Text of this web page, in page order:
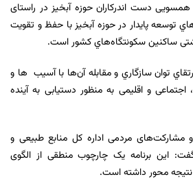
دست اندرکاران حوزه آبخیز در راستای
توسعه پایدار در حوزه آبخیز با حفظ و تقویت
ساکنین سکونتگاه‌هاي کشور است.
توان سازگاري و مقابله آن‌ها با آسیب ‌ ها و
و اقلیمی به منظور دستیابی به آینده
مشارکت‌های مردمی اداره کل منابع طبیعی و
این برنامه یک چارچوب منطقی از الگوی
محور داشته است.